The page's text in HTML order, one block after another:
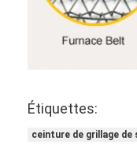
Étiquettes:
ceinture de grillage de